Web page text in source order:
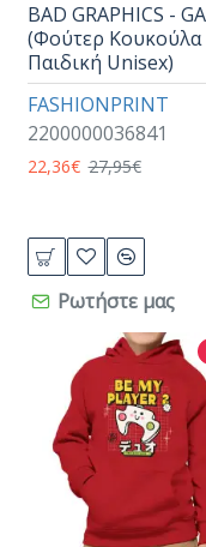
FASHIONPRINT
2200000036841
BAD GRAPHICS -
(Φούτερ Κουκούλα
Παιδική Unisex)
22,36€ 27,95€
Ρωτήστε μας